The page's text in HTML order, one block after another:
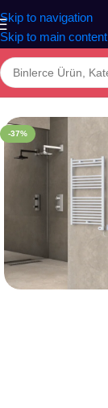
Skip to navigation
Skip to main content
/Mağaza/BANYO/
-37%